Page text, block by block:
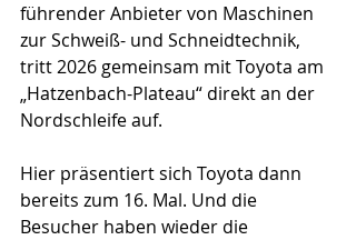
führender Anbieter von Maschinen
zur Schweiß- und Schneidtechnik,
tritt 2026 gemeinsam mit Toyota am
„Hatzenbach-Plateau“ direkt an der
Nordschleife auf.
Hier präsentiert sich Toyota dann
bereits zum 16. Mal. Und die
Besucher haben wieder die